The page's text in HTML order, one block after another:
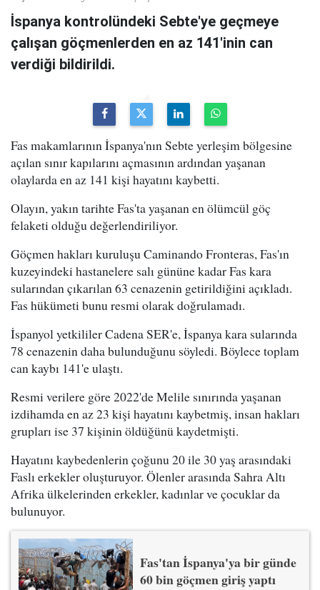
İspanya kontrolündeki Sebte'ye geçmeye
çalışan göçmenlerden en az 141'inin can
verdiği bildirildi.
Fas makamlarının İspanya'nın Sebte yerleşim bölgesine
açılan sınır kapılarını açmasının ardından yaşanan
olaylarda en az 141 kişi hayatını kaybetti.
Olayın, yakın tarihte Fas'ta yaşanan en ölümcül göç
felaketi olduğu değerlendiriliyor.
Göçmen hakları kuruluşu Caminando Fronteras, Fas'ın
kuzeyindeki hastanelere salı gününe kadar Fas kara
sularından çıkarılan 63 cenazenin getirildiğini açıkladı.
Fas hükümeti bunu resmi olarak doğrulamadı.
İspanyol yetkililer Cadena SER'e, İspanya kara sularında
78 cenazenin daha bulunduğunu söyledi. Böylece toplam
can kaybı 141'e ulaştı.
Resmi verilere göre 2022'de Melile sınırında yaşanan
izdihamda en az 23 kişi hayatını kaybetmiş, insan hakları
grupları ise 37 kişinin öldüğünü kaydetmişti.
Hayatını kaybedenlerin çoğunu 20 ile 30 yaş arasındaki
Faslı erkekler oluşturuyor. Ölenler arasında Sahra Altı
Afrika ülkelerinden erkekler, kadınlar ve çocuklar da
bulunuyor.
Fas'tan İspanya'ya bir günde
60 bin göçmen giriş yaptı